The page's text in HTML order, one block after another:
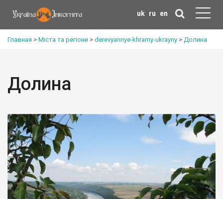
uk ru en
Главная > Міста та регіони > derevyannye-khramy-ukrayny > Долина
Долина